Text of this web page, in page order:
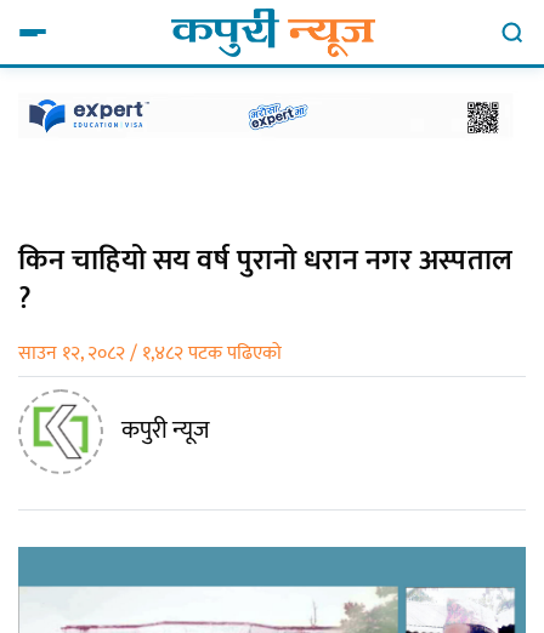
किन चाहियो सय वर्ष पुरानो धरान नगर अस्पताल
?
साउन १२, २०८२ / १,४८२ पटक पढिएको
कपुरी न्यूज